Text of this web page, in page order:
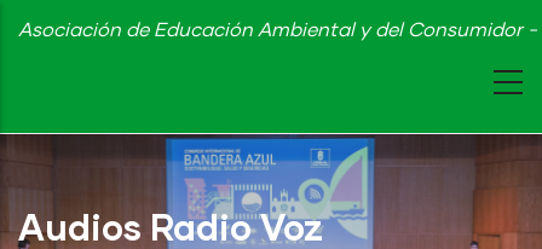
Skip
content
Asociación de Educación Ambiental y del Consumidor
Audios Radio Voz